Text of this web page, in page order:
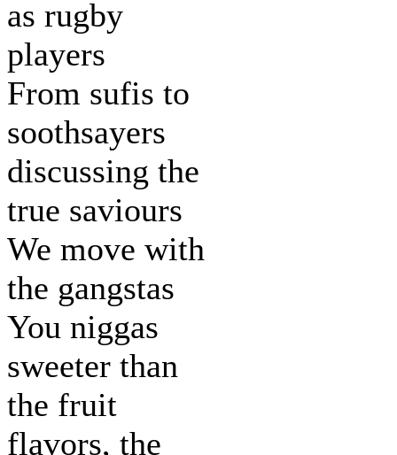
as rugby
players
From sufis to
soothsayers
discussing the
true saviours
We move with
the gangstas
You niggas
sweeter than
the fruit
flavors, the